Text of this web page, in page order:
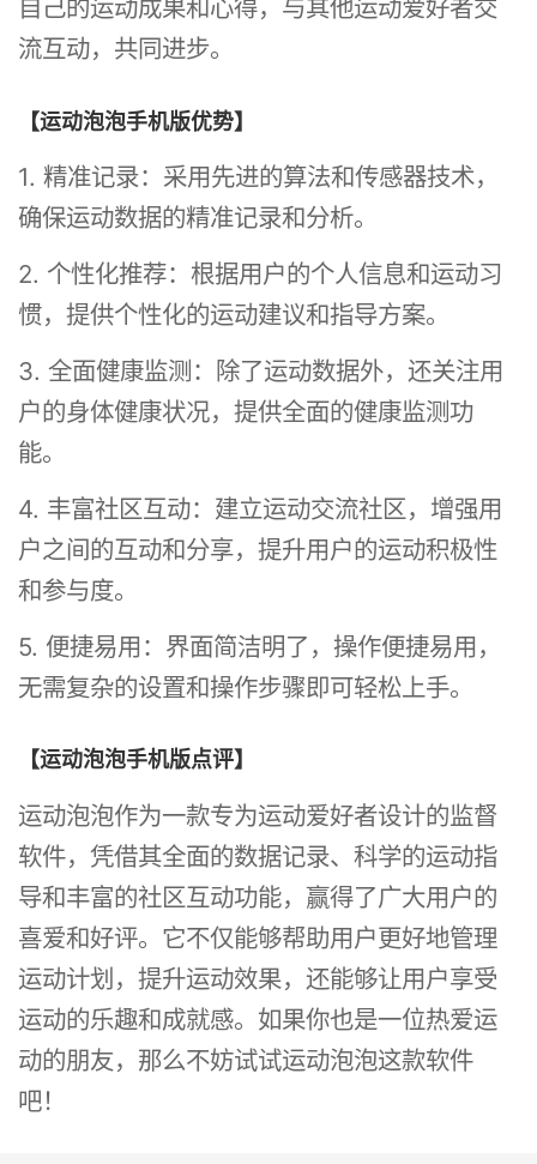
自己的运动成果和心得，与其他运动爱好者交
流互动，共同进步。
【运动泡泡手机版优势】
1. 精准记录：采用先进的算法和传感器技术，
确保运动数据的精准记录和分析。
2. 个性化推荐：根据用户的个人信息和运动习
惯，提供个性化的运动建议和指导方案。
3. 全面健康监测：除了运动数据外，还关注用
户的身体健康状况，提供全面的健康监测功
能。
4. 丰富社区互动：建立运动交流社区，增强用
户之间的互动和分享，提升用户的运动积极性
和参与度。
5. 便捷易用：界面简洁明了，操作便捷易用，
无需复杂的设置和操作步骤即可轻松上手。
【运动泡泡手机版点评】
运动泡泡作为一款专为运动爱好者设计的监督
软件，凭借其全面的数据记录、科学的运动指
导和丰富的社区互动功能，赢得了广大用户的
喜爱和好评。它不仅能够帮助用户更好地管理
运动计划，提升运动效果，还能够让用户享受
运动的乐趣和成就感。如果你也是一位热爱运
动的朋友，那么不妨试试运动泡泡这款软件
吧！